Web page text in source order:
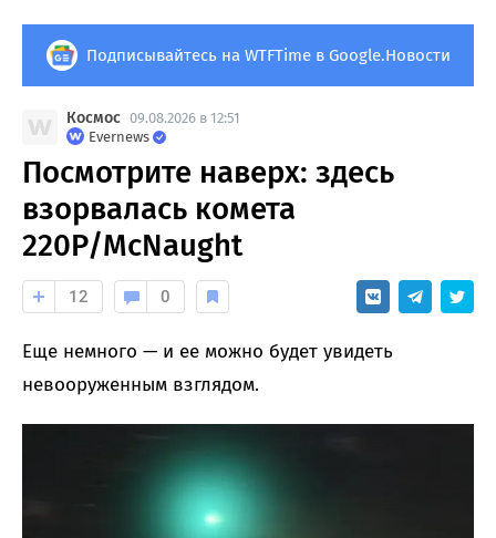
Подписывайтесь на WTFTime в Google.Новости
Космос 09.08.2026 в 12:51
Evernews
Посмотрите наверх: здесь
взорвалась комета
220P/McNaught
12 0
Еще немного — и ее можно будет увидеть
невооруженным взглядом.